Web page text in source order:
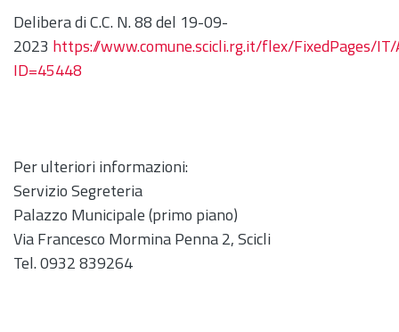
Delibera di C.C. N. 88 del 19-09-
2023 https://www.comune.scicli.rg.it/flex/FixedPages/
ID=45448
Per ulteriori informazioni:
Servizio Segreteria
Palazzo Municipale (primo piano)
Via Francesco Mormina Penna 2, Scicli
Tel. 0932 839264